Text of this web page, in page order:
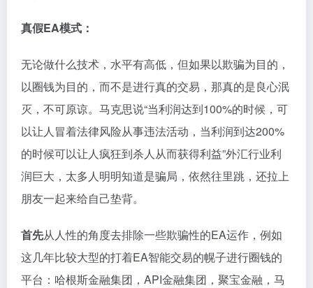
真假EA模式：
无论做什么技术，水平有高低，但如果以欺骗为目的，
以圈钱为目的，而不是进行真的交易，那真的是良心泯
灭，不可原谅。马克思说“当利润达到100%的时候，可
以让人冒着法律风险从事违法活动， 当利润到达200%
的时候可以让人疯狂到杀人从而获得利益”外汇行业利
润巨大，太多人明明知道是骗局，依然往里跳，还拉上
朋友一起来给自己垫背。
首先从人性的角度去排除一些欺骗性的EA运作，例如
这几年比较大型的打着EA智能交易的幌子进行圈钱的
平台：哈根斯金融集团，API金融集团，聚宝金融，马